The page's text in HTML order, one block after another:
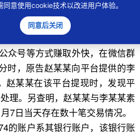
元，并按贷款利率15%计算
号等方式赚取外快，在微信群
时，原告赵某某向平台提供的李
赵某某在该平台提现时，发现平
理。另查明，赵某某与李某某素
7日当天存在数十笔交易情况。
账户系其银行账户，该银行账
同意使用cookie技术以改进用户体验。
同意后关闭